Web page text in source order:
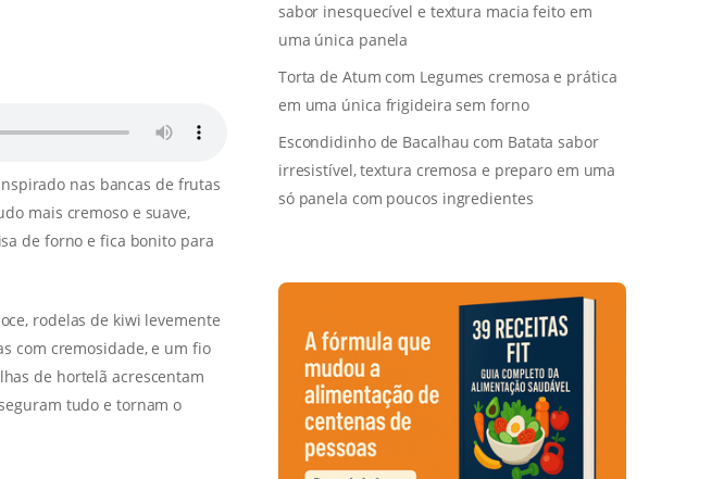
nas bancas de frutas
mais cremoso e suave,
de forno e fica bonito para
rodelas de kiwi levemente
com cremosidade, e um fio
de hortelã acrescentam
tudo e tornam o
sabor inesquecível e textura macia feito em
uma única panela
Torta de Atum com Legumes cremosa e prática
em uma única frigideira sem forno
Escondidinho de Bacalhau com Batata sabor
irresistível, textura cremosa e preparo em uma
só panela com poucos ingredientes